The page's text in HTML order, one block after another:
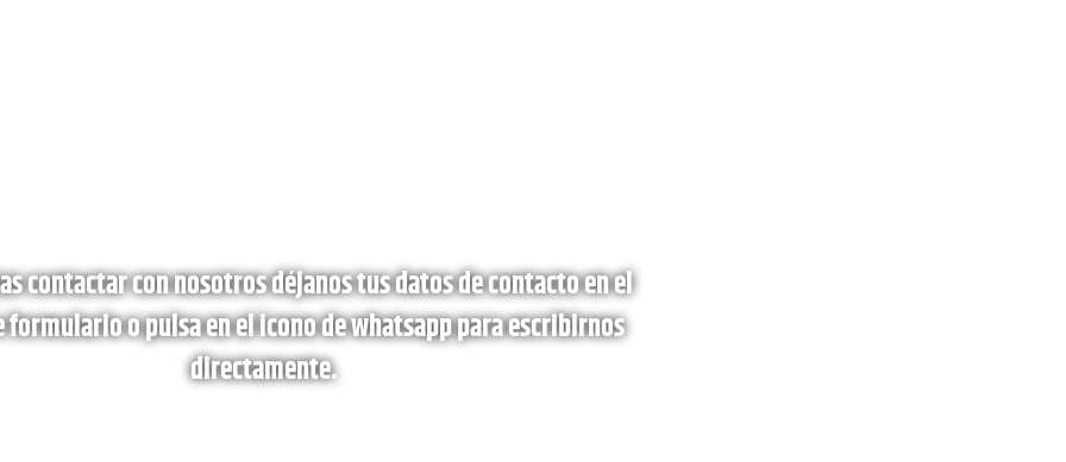
contactar con nosotros déjanos tus datos de contacto en el
o pulsa en el icono de whatsapp para escribirnos
directamente.